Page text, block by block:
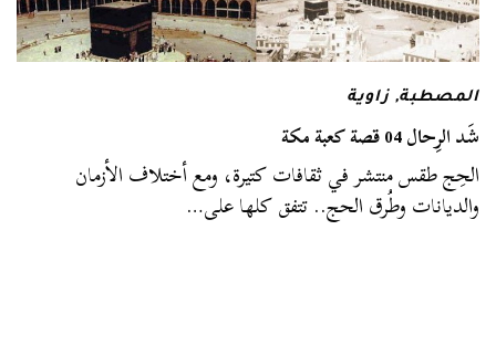
المصطبة, زاوية
شَد الرِحال 04 قصة كعبة مكة
الحِج طقس منتشر في ثقافات كتيرة، ومع أختلاف الأزمان
والديانات وطُرق الحج.. تتفق كلها على…